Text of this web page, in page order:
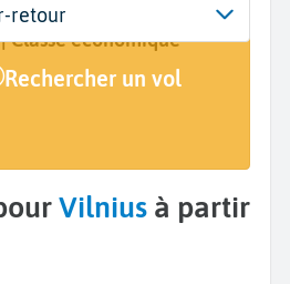
votre voyage
| Classe
Classe économique
Rechercher un vol
retour
Vilnius à partir